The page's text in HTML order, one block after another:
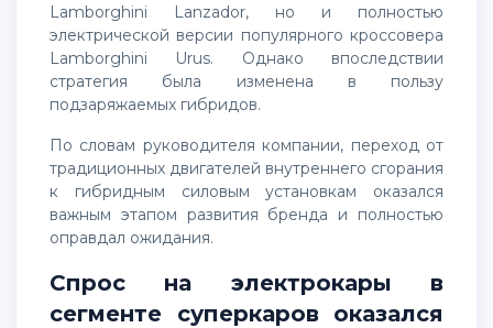
Lamborghini Lanzador, но и полностью
электрической версии популярного кроссовера
Lamborghini Urus. Однако впоследствии
стратегия была изменена в пользу
подзаряжаемых гибридов.
По словам руководителя компании, переход от
традиционных двигателей внутреннего сгорания
к гибридным силовым установкам оказался
важным этапом развития бренда и полностью
оправдал ожидания.
Спрос на электрокары в
сегменте суперкаров оказался